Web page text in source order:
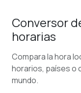
Conversor
horarias
Compara la hora
horarios, países o
mundo.